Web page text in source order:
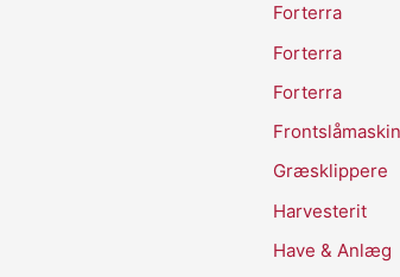
Forterra
Forterra
Forterra
Græsklippere
Harvesterit
Have & Anlæg